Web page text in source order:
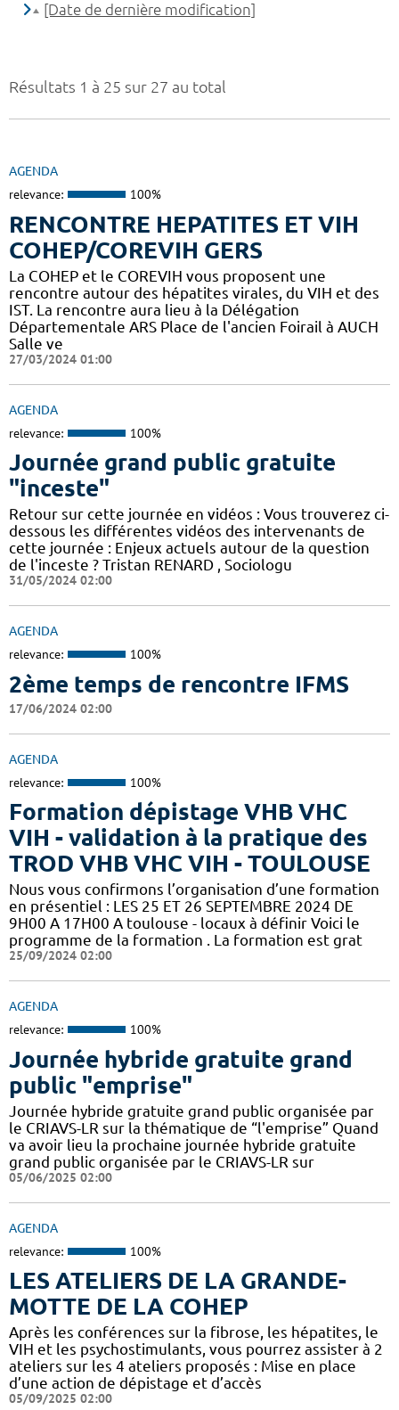
Résultats 1 à 25 sur 27 au total
AGENDA
relevance: 100%
RENCONTRE HEPATITES ET VIH
COHEP/COREVIH GERS
La COHEP et le COREVIH vous proposent une
rencontre autour des hépatites virales, du VIH et des
IST. La rencontre aura lieu à la Délégation
Départementale ARS Place de l'ancien Foirail à AUCH
Salle ve
27/03/2024 01:00
AGENDA
relevance: 100%
Journée grand public gratuite
"inceste"
Retour sur cette journée en vidéos : Vous trouverez ci-
dessous les différentes vidéos des intervenants de
cette journée : Enjeux actuels autour de la question
de l'inceste ? Tristan RENARD , Sociologu
31/05/2024 02:00
AGENDA
relevance: 100%
2ème temps de rencontre IFMS
17/06/2024 02:00
AGENDA
relevance: 100%
Formation dépistage VHB VHC
VIH - validation à la pratique des
TROD VHB VHC VIH - TOULOUSE
Nous vous confirmons l’organisation d’une formation
en présentiel : LES 25 ET 26 SEPTEMBRE 2024 DE
9H00 A 17H00 A toulouse - locaux à définir Voici le
programme de la formation . La formation est grat
25/09/2024 02:00
AGENDA
relevance: 100%
Journée hybride gratuite grand
public "emprise"
Journée hybride gratuite grand public organisée par
le CRIAVS-LR sur la thématique de “l'emprise” Quand
va avoir lieu la prochaine journée hybride gratuite
grand public organisée par le CRIAVS-LR sur
05/06/2025 02:00
AGENDA
relevance: 100%
LES ATELIERS DE LA GRANDE-
MOTTE DE LA COHEP
Après les conférences sur la fibrose, les hépatites, le
VIH et les psychostimulants, vous pourrez assister à 2
ateliers sur les 4 ateliers proposés : Mise en place
d’une action de dépistage et d’accès
05/09/2025 02:00
[Date de dernière modification]